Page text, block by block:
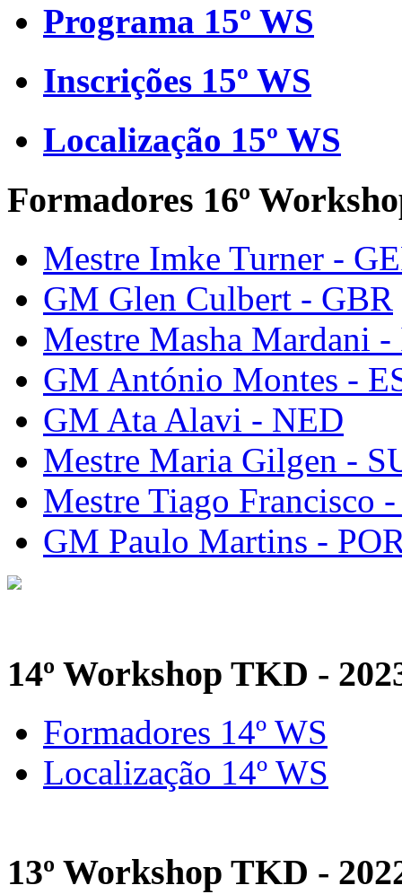
Programa 15º WS
Inscrições 15º WS
Localização 15º WS
Formadores 16º
Mestre Imke Turner -
GM Glen Culbert - GBR
Mestre Masha Mardani
GM António Montes -
GM Ata Alavi - NED
Mestre Maria Gilgen -
Mestre Tiago Francisco
GM Paulo Martins -
14º Workshop TKD -
Formadores 14º WS
Localização 14º WS
13º Workshop TKD -